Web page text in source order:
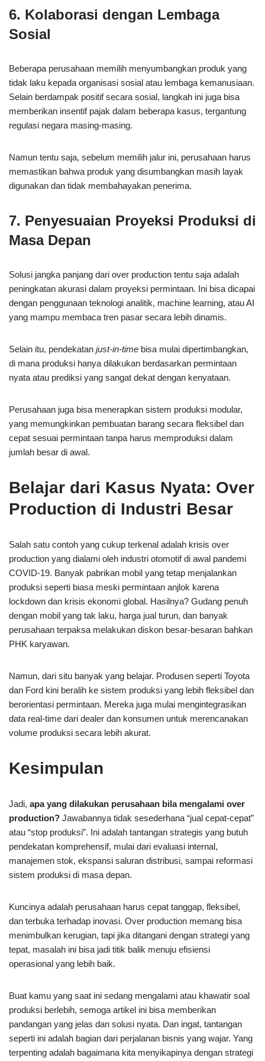
6. Kolaborasi dengan Lembaga
Sosial
Beberapa perusahaan memilih menyumbangkan produk yang
tidak laku kepada organisasi sosial atau lembaga kemanusiaan.
Selain berdampak positif secara sosial, langkah ini juga bisa
memberikan insentif pajak dalam beberapa kasus, tergantung
regulasi negara masing-masing.
Namun tentu saja, sebelum memilih jalur ini, perusahaan harus
memastikan bahwa produk yang disumbangkan masih layak
digunakan dan tidak membahayakan penerima.
7. Penyesuaian Proyeksi Produksi di
Masa Depan
Solusi jangka panjang dari over production tentu saja adalah
peningkatan akurasi dalam proyeksi permintaan. Ini bisa dicapai
dengan penggunaan teknologi analitik, machine learning, atau AI
yang mampu membaca tren pasar secara lebih dinamis.
Selain itu, pendekatan just-in-time bisa mulai dipertimbangkan,
di mana produksi hanya dilakukan berdasarkan permintaan
nyata atau prediksi yang sangat dekat dengan kenyataan.
Perusahaan juga bisa menerapkan sistem produksi modular,
yang memungkinkan pembuatan barang secara fleksibel dan
cepat sesuai permintaan tanpa harus memproduksi dalam
jumlah besar di awal.
Belajar dari Kasus Nyata: Over
Production di Industri Besar
Salah satu contoh yang cukup terkenal adalah krisis over
production yang dialami oleh industri otomotif di awal pandemi
COVID-19. Banyak pabrikan mobil yang tetap menjalankan
produksi seperti biasa meski permintaan anjlok karena
lockdown dan krisis ekonomi global. Hasilnya? Gudang penuh
dengan mobil yang tak laku, harga jual turun, dan banyak
perusahaan terpaksa melakukan diskon besar-besaran bahkan
PHK karyawan.
Namun, dari situ banyak yang belajar. Produsen seperti Toyota
dan Ford kini beralih ke sistem produksi yang lebih fleksibel dan
berorientasi permintaan. Mereka juga mulai mengintegrasikan
data real-time dari dealer dan konsumen untuk merencanakan
volume produksi secara lebih akurat.
Kesimpulan
Jadi, apa yang dilakukan perusahaan bila mengalami over
production? Jawabannya tidak sesederhana “jual cepat-cepat”
atau “stop produksi”. Ini adalah tantangan strategis yang butuh
pendekatan komprehensif, mulai dari evaluasi internal,
manajemen stok, ekspansi saluran distribusi, sampai reformasi
sistem produksi di masa depan.
Kuncinya adalah perusahaan harus cepat tanggap, fleksibel,
dan terbuka terhadap inovasi. Over production memang bisa
menimbulkan kerugian, tapi jika ditangani dengan strategi yang
tepat, masalah ini bisa jadi titik balik menuju efisiensi
operasional yang lebih baik.
Buat kamu yang saat ini sedang mengalami atau khawatir soal
produksi berlebih, semoga artikel ini bisa memberikan
pandangan yang jelas dan solusi nyata. Dan ingat, tantangan
seperti ini adalah bagian dari perjalanan bisnis yang wajar. Yang
terpenting adalah bagaimana kita menyikapinya dengan strategi